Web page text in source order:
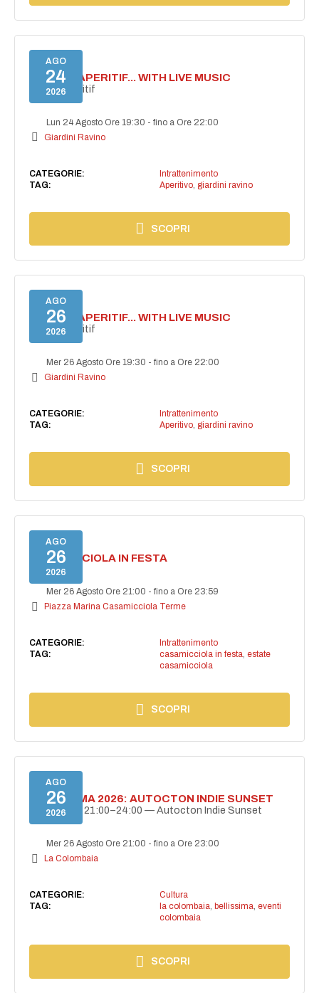
AGO
24
2026
SECRET APERITIF... WITH LIVE MUSIC
Secret aperitif
Lun 24 Agosto Ore 19:30 -fino a Ore 22:00
Giardini Ravino
CATEGORIE:
Intrattenimento
TAG:
Aperitivo, giardini ravino
SCOPRI
AGO
26
2026
SECRET APERITIF... WITH LIVE MUSIC
Secret aperitif
Mer 26 Agosto Ore 19:30 -fino a Ore 22:00
Giardini Ravino
CATEGORIE:
Intrattenimento
TAG:
Aperitivo, giardini ravino
SCOPRI
AGO
26
2026
CASAMICCIOLA IN FESTA
Mer 26 Agosto Ore 21:00 -fino a Ore 23:59
Piazza Marina Casamicciola Terme
CATEGORIE:
Intrattenimento
TAG:
casamicciola in festa, estate
casamicciola
SCOPRI
AGO
26
2026
BELLISSIMA 2026: AUTOCTON INDIE SUNSET
26 agosto | 21:00–24:00 — Autocton Indie Sunset
Mer 26 Agosto Ore 21:00 -fino a Ore 23:00
La Colombaia
CATEGORIE:
Cultura
TAG:
la colombaia, bellissima, eventi
colombaia
SCOPRI